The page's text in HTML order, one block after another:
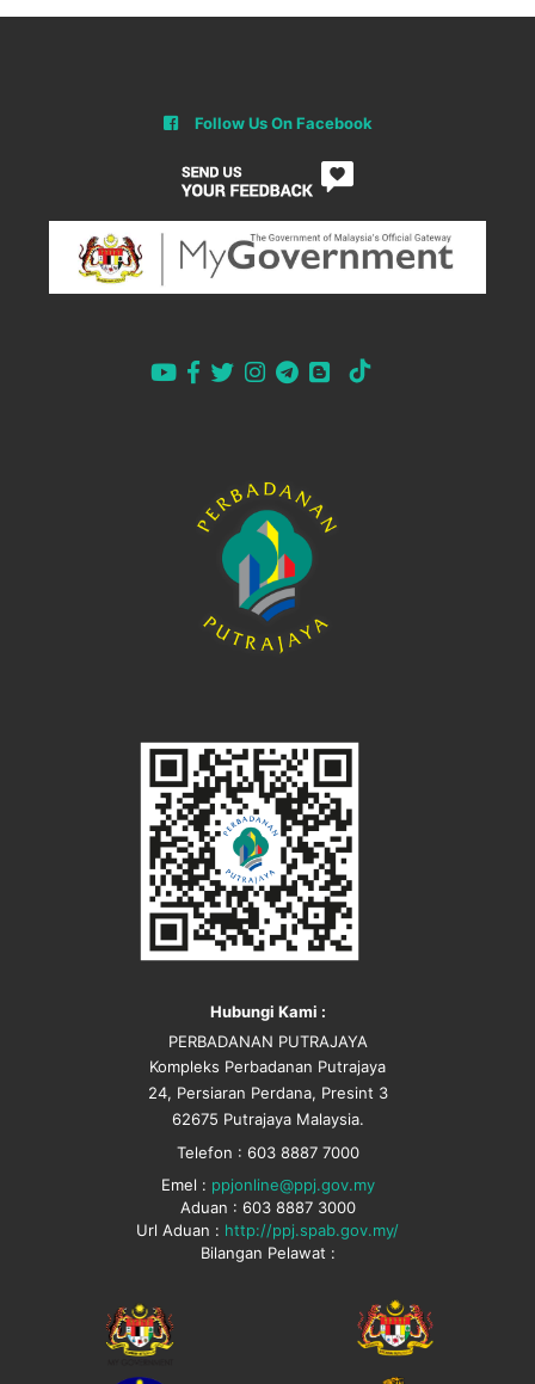
Follow Us On Facebook
Hubungi Kami :
PERBADANAN PUTRAJAYA
Kompleks Perbadanan Putrajaya
24, Persiaran Perdana, Presint 3
62675 Putrajaya Malaysia.
Telefon : 603 8887 7000
Emel : ppjonline@ppj.gov.my
Aduan : 603 8887 3000
Url Aduan : http://ppj.spab.gov.my/
Bilangan Pelawat :